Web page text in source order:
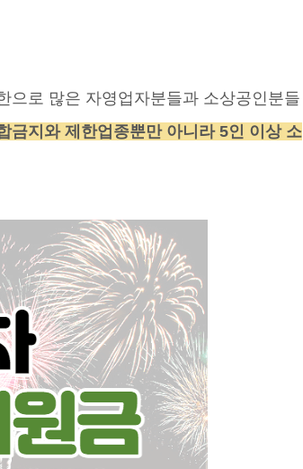
으로 많은 자영업자분들과 소상공인분들
금지와 제한업종뿐만 아니라 5인 이상 소